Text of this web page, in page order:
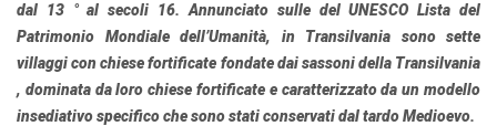
dal 13 ° al secoli 16. Annunciato sulle delUNESCO Lista del
Patrimonio Mondiale dell’Umanità, in Transilvania sono sette
villaggi con chiese fortificate fondate dai sassoni della Transilvania
, dominata da loro chiese fortificate e caratterizzato da un modello
insediativo specifico che sono stati conservati dal tardo Medioevo.